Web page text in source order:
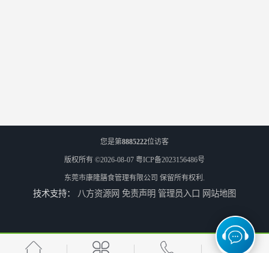
您是第8885222位访客
版权所有 ©2026-08-07 粤ICP备2023156486号
东莞市康隆膳食管理有限公司 保留所有权利.
技术支持： 八方资源网 免责声明 管理员入口 网站地图